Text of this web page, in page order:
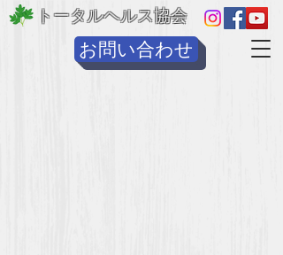
トータルヘルス協会
お問い合わせ